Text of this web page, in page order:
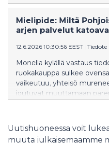
Mielipide: Miltä
arjen palvelut
12.6.2026 10:30:56 EEST | Tiedote
Monella kylällä vastaus
ruokakauppa sulkee
vaikeutuu, yhteisö
joutuvat muuttamaan
ja huoltovarmuuden
Osuuskauppa PeeÄssässä
Uutishuoneessa voit
muuta julkaisemaamme